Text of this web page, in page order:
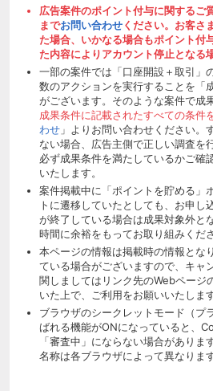
広告案件のポイント付与に関するご
までお問い合わせください。お客さ
た場合、いかなる場合もポイント付
た内容によりアカウント停止となる
一部の案件では「口座開設＋取引」
数のアクションを実行することを「
がございます。そのような案件で成
成果条件に記載されたすべての条件
わせ」よりお問い合わせください。
ない場合、広告主側で正しい調査を
必ず成果条件を満たしているかご確
いたします。
案件掲載中に「ポイントを貯める」
トに遷移していたとしても、お申し
が終了している場合は成果対象外と
時間に余裕をもってお取り組みくださ
本ページの情報は掲載時の情報とな
ている場合がございますので、キャ
関しましてはリンク先のWebページ
いた上で、ご利用をお願いいたします
ブラウザのシークレットモード（プ
ばれる機能がONになっていると、
「審査中」にならない場合があり
名称は各ブラウザによって異なります